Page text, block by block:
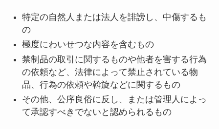
特定の自然人または法人を誹謗し、中傷するも
の
極度にわいせつな内容を含むもの
禁制品の取引に関するものや他者を害する行為
の依頼など、法律によって禁止されている物
品、行為の依頼や斡旋などに関するもの
その他、公序良俗に反し、または管理人によっ
て承認すべきでないと認められるもの